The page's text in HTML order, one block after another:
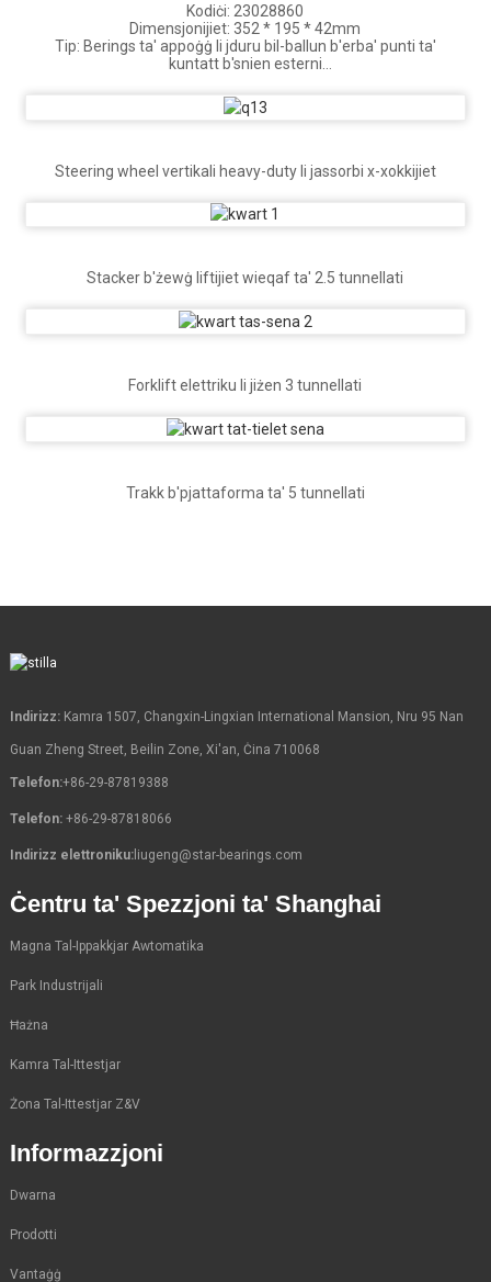
Kodiċi: 23028860
Dimensjonijiet: 352 * 195 * 42mm
Tip: Berings ta' appoġġ li jduru bil-ballun b'erba' punti ta'
kuntatt b'snien esterni
forklifts ġodda tal-loġistika tal-enerġija
Steering wheel vertikali heavy-duty li jassorbi x-xokkijiet
Stacker b'żewġ liftijiet wieqaf ta' 2.5 tunnellati
Forklift elettriku li jiżen 3 tunnellati
Trakk b'pjattaforma ta' 5 tunnellati
Indirizz:Kamra 1507, Changxin-Lingxian International Mansion, Nru 95 Nan
Guan Zheng Street, Beilin Zone, Xi'an, Ċina 710068
Telefon:+86-29-87819388
Telefon: +86-29-87818066
Indirizz elettroniku:liugeng@star-bearings.com
Ċentru ta' Spezzjoni ta' Shanghai
Magna Tal-Ippakkjar Awtomatika
Park Industrijali
Ħażna
Kamra Tal-Ittestjar
Żona Tal-Ittestjar Z&V
Informazzjoni
Dwarna
Prodotti
Vantaġġ